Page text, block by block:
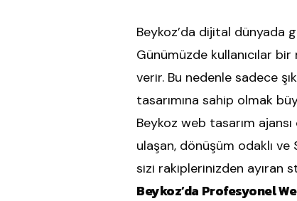
Beykoz’da dijital dünyada
Günümüzde kullanıcılar
verir. Bu nedenle sadece
tasarımına sahip olmak
Beykoz web tasarım
ulaşan, dönüşüm odaklı
sizi rakiplerinizden ayıran
Beykoz’da Profesyonel